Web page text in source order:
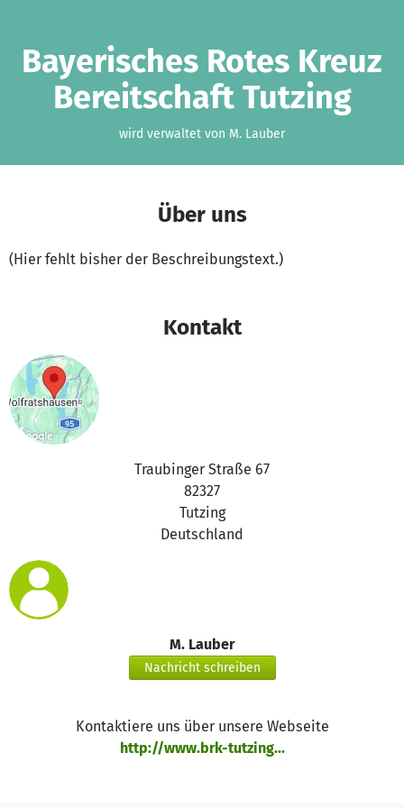
Bayerisches Rotes Kreuz
Bereitschaft Tutzing
wird verwaltet von M. Lauber
Über uns
(Hier fehlt bisher der Beschreibungstext.)
Kontakt
Traubinger Straße 67
82327
Tutzing
Deutschland
M. Lauber
Nachricht schreiben
Kontaktiere uns über unsere Webseite
http://www.brk-tutzing...